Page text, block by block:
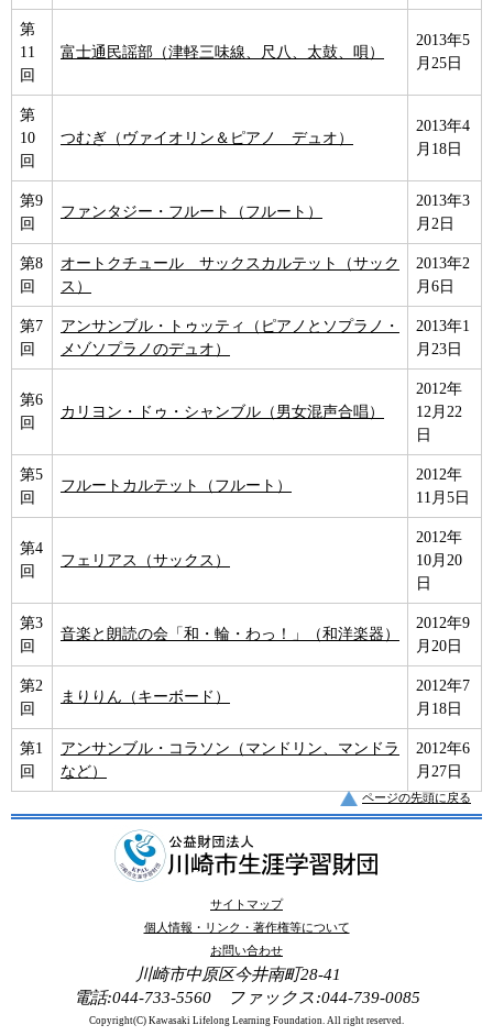
第
11
回
富士通民謡部（津軽三味線、尺八、太鼓、唄）
2013年5
月25日
第
10
回
つむぎ（ヴァイオリン＆ピアノ デュオ）
2013年4
月18日
第9
回
ファンタジー・フルート（フルート）
2013年3
月2日
第8
回
オートクチュール サックスカルテット（サック
ス）
2013年2
月6日
第7
回
アンサンブル・トゥッティ（ピアノとソプラノ・
メゾソプラノのデュオ）
2013年1
月23日
第6
回
カリヨン・ドゥ・シャンブル（男女混声合唱）
2012年
12月22
日
第5
回
フルートカルテット（フルート）
2012年
11月5日
第4
回
フェリアス（サックス）
2012年
10月20
日
第3
回
音楽と朗読の会「和・輪・わっ！」（和洋楽器）
2012年9
月20日
第2
回
まりりん（キーボード）
2012年7
月18日
第1
回
アンサンブル・コラソン（マンドリン、マンドラ
など）
2012年6
月27日
ページの先頭に戻る
サイトマップ
個人情報・リンク・著作権等について
お問い合わせ
川崎市中原区今井南町28-41
電話:044-733-5560 ファックス:044-739-0085
Copyright(C) Kawasaki Lifelong Learning Foundation. All right reserved.